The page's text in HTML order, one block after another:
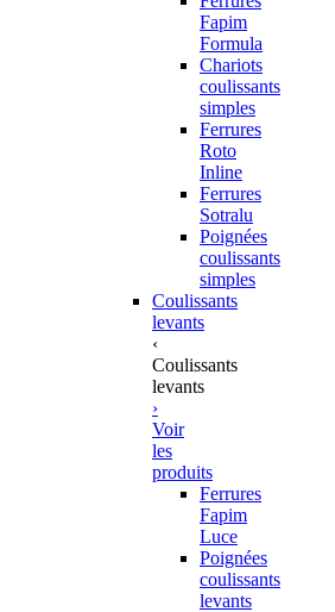
Fapim
Formula
Chariots
coulissants
simples
Ferrures
Roto
Inline
Ferrures
Sotralu
Poignées
coulissants
simples
Coulissants
levants
‹
Coulissants
levants
›
Voir
les
produits
Ferrures
Fapim
Luce
Poignées
coulissants
levants